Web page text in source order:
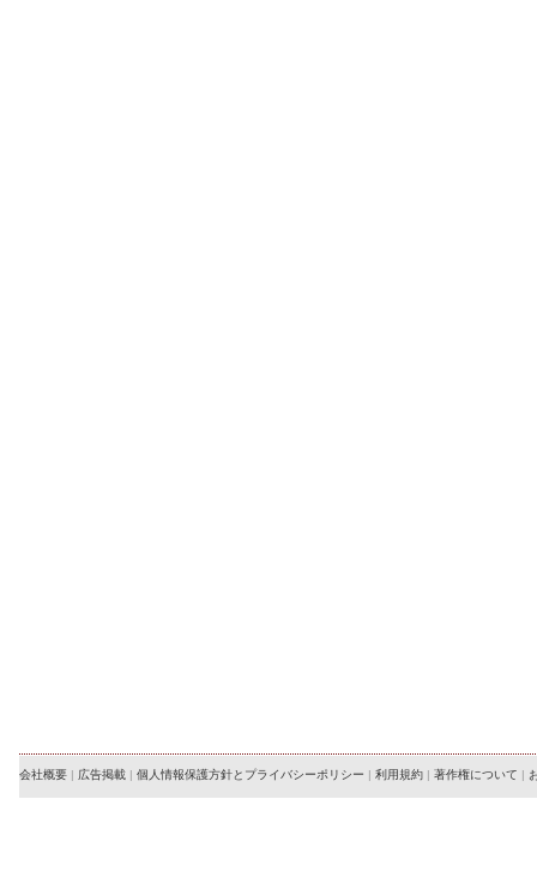
会社概要 | 広告掲載 | 個人情報保護方針とプライバシーポリシー | 利用規約 | 著作権について |